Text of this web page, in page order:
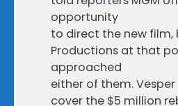
opportunity
to direct the new film,
Productions at that
approached
either of them.
cover the $5 million